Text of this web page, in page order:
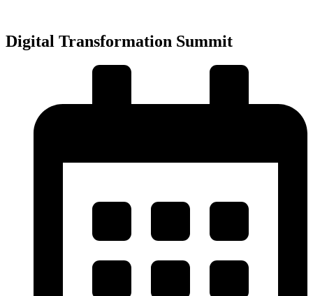
obsahu
Digital Transformation Summit